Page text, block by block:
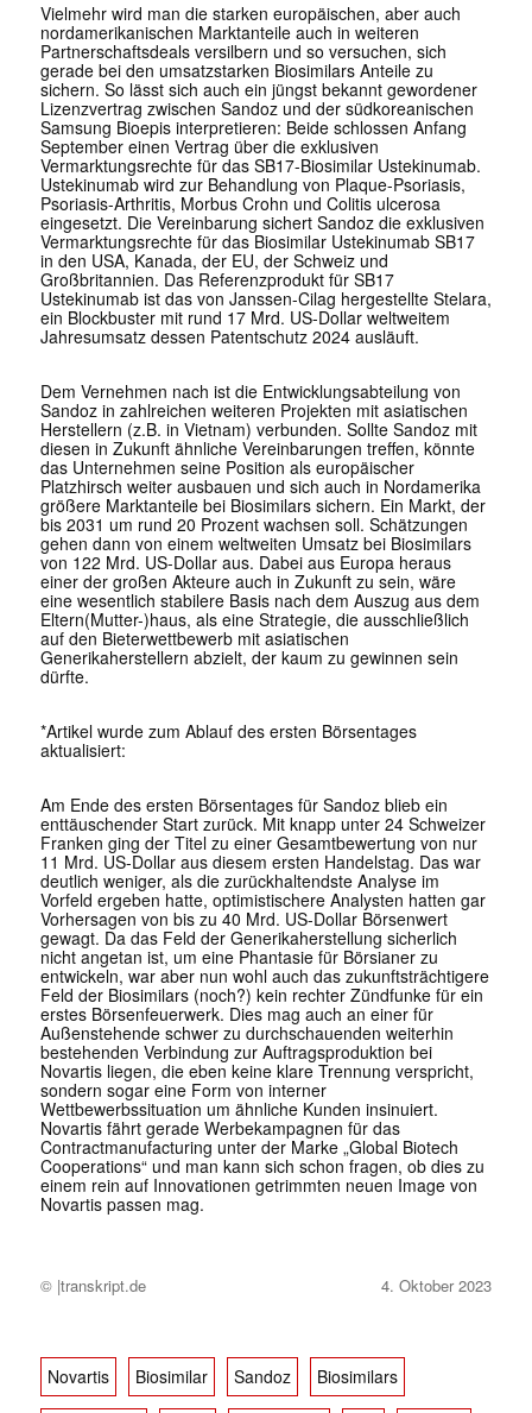
Vielmehr wird man die starken europäischen, aber auch
nordamerikanischen Marktanteile auch in weiteren
Partnerschaftsdeals versilbern und so versuchen, sich
gerade bei den umsatzstarken Biosimilars Anteile zu
sichern. So lässt sich auch ein jüngst bekannt gewordener
Lizenzvertrag zwischen Sandoz und der südkoreanischen
Samsung Bioepis interpretieren: Beide schlossen Anfang
September einen Vertrag über die exklusiven
Vermarktungsrechte für das SB17-Biosimilar Ustekinumab.
Ustekinumab wird zur Behandlung von Plaque-Psoriasis,
Psoriasis-Arthritis, Morbus Crohn und Colitis ulcerosa
eingesetzt. Die Vereinbarung sichert Sandoz die exklusiven
Vermarktungsrechte für das Biosimilar Ustekinumab SB17
in den USA, Kanada, der EU, der Schweiz und
Großbritannien. Das Referenzprodukt für SB17
Ustekinumab ist das von Janssen-Cilag hergestellte Stelara,
ein Blockbuster mit rund 17 Mrd. US-Dollar weltweitem
Jahresumsatz dessen Patentschutz 2024 ausläuft.
Dem Vernehmen nach ist die Entwicklungsabteilung von
Sandoz in zahlreichen weiteren Projekten mit asiatischen
Herstellern (z.B. in Vietnam) verbunden. Sollte Sandoz mit
diesen in Zukunft ähnliche Vereinbarungen treffen, könnte
das Unternehmen seine Position als europäischer
Platzhirsch weiter ausbauen und sich auch in Nordamerika
größere Marktanteile bei Biosimilars sichern. Ein Markt, der
bis 2031 um rund 20 Prozent wachsen soll. Schätzungen
gehen dann von einem weltweiten Umsatz bei Biosimilars
von 122 Mrd. US-Dollar aus. Dabei aus Europa heraus
einer der großen Akteure auch in Zukunft zu sein, wäre
eine wesentlich stabilere Basis nach dem Auszug aus dem
Eltern(Mutter-)haus, als eine Strategie, die ausschließlich
auf den Bieterwettbewerb mit asiatischen
Generikaherstellern abzielt, der kaum zu gewinnen sein
dürfte.
*Artikel wurde zum Ablauf des ersten Börsentages
aktualisiert:
Am Ende des ersten Börsentages für Sandoz blieb ein
enttäuschender Start zurück. Mit knapp unter 24 Schweizer
Franken ging der Titel zu einer Gesamtbewertung von nur
11 Mrd. US-Dollar aus diesem ersten Handelstag. Das war
deutlich weniger, als die zurückhaltendste Analyse im
Vorfeld ergeben hatte, optimistischere Analysten hatten gar
Vorhersagen von bis zu 40 Mrd. US-Dollar Börsenwert
gewagt. Da das Feld der Generikaherstellung sicherlich
nicht angetan ist, um eine Phantasie für Börsianer zu
entwickeln, war aber nun wohl auch das zukunftsträchtigere
Feld der Biosimilars (noch?) kein rechter Zündfunke für ein
erstes Börsenfeuerwerk. Dies mag auch an einer für
Außenstehende schwer zu durchschauenden weiterhin
bestehenden Verbindung zur Auftragsproduktion bei
Novartis liegen, die eben keine klare Trennung verspricht,
sondern sogar eine Form von interner
Wettbewerbssituation um ähnliche Kunden insinuiert.
Novartis fährt gerade Werbekampagnen für das
Contractmanufacturing unter der Marke „Global Biotech
Cooperations“ und man kann sich schon fragen, ob dies zu
einem rein auf Innovationen getrimmten neuen Image von
Novartis passen mag.
© |transkript.de 4. Oktober 2023
Novartis Biosimilar Sandoz Biosimilars